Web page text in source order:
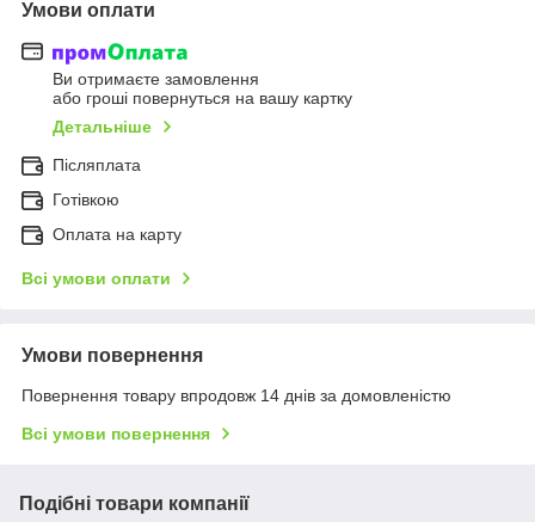
Умови оплати
Ви отримаєте замовлення
або гроші повернуться на вашу картку
Детальніше
Післяплата
Готівкою
Оплата на карту
Всі умови оплати
Умови повернення
Повернення товару впродовж 14 днів за домовленістю
Всі умови повернення
Подібні товари компанії